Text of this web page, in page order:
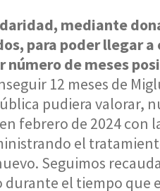
mediante
para poder llegar
número de meses
12 meses de
pudiera valorar,
febrero de 2024 con
el
Seguimos
el tiempo que